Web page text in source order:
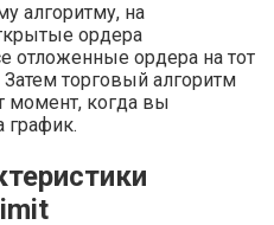
алгоритму, на
ордера
отложенные ордера на тот
торговый алгоритм
момент, когда вы
график.